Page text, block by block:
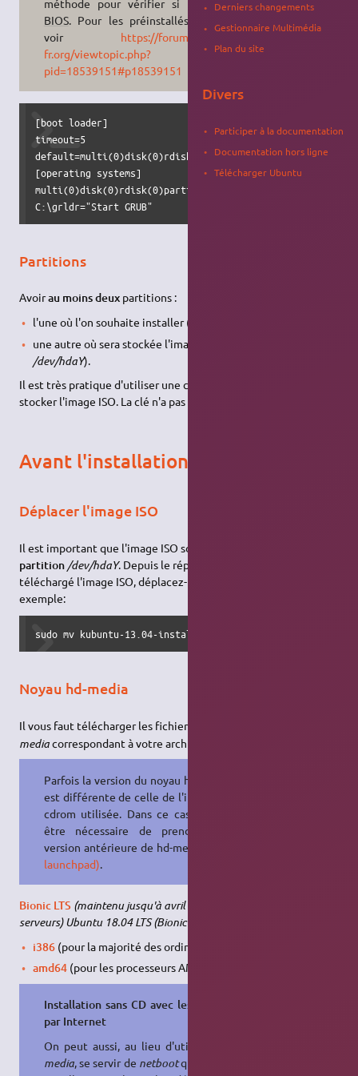
méthode pour vérifier si UEFI ou
BIOS. Pour les préinstallés en EFI
voir https://forum.ubuntu-
fr.org/viewtopic.php?
pid=18539151#p18539151
[boot loader]
timeout=5
default=multi(0)disk(0)rdisk(0)partition(1)\WINDOWS
[operating systems]
multi(0)disk(0)rdisk(0)partition(1)\WINDOWS="Windows
C:\grldr="Start GRUB"
Partitions
Avoirau moins deux partitions :
l'une où l'on souhaite installer (K)Ubuntu (ici :
une autre où sera stockée l'image ISO d'installation.(ici :
/dev/hdaY).
Il est très pratique d'utiliser une clé
stocker l'image ISO. La clé n'a pas besoin d'être bootable.
Avant l'installation
Déplacer l'image ISO
Il est important que l'image ISO soit
partition /dev/hdaY. Depuis le répertoire où vous avez
téléchargé l'image ISO, déplacez-la avec la commande
exemple:
sudo mv kubuntu-13.04-install-i386.iso /
Noyau hd-media
Il vous faut télécharger les fichiers
mediacorrespondant à votre architecture :
Parfois la version du noyau hd-media
est différente de celle de l'image de
cdrom utilisée. Dans ce cas il peut
être nécessaire de prendre une
version antérieure de hd-media
launchpad)
Bionic LTS (maintenu jusqu'à avril 2023 : postes de travail et
serveurs) Ubuntu 18.04 LTS (Bionic Beaver)
i386(pour la majorité des ordinateurs).
amd64(pour les processeurs AMD ou INTEL 64bits).
Installation sans CD avec les dépôts
par Internet
On peut aussi, au lieu d'utiliser
media, se servir de netbootqui est un
Derniers changements
Gestionnaire Multimédia
Plan du site
Divers
Participer à la documentation
Documentation hors ligne
Télécharger Ubuntu